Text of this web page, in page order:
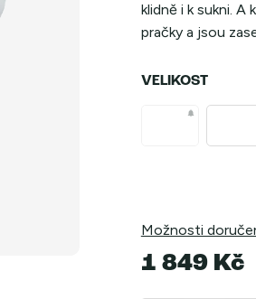
klidně i k sukni. A
pračky a jsou
VELIKOST
Možnosti
1 849 Kč